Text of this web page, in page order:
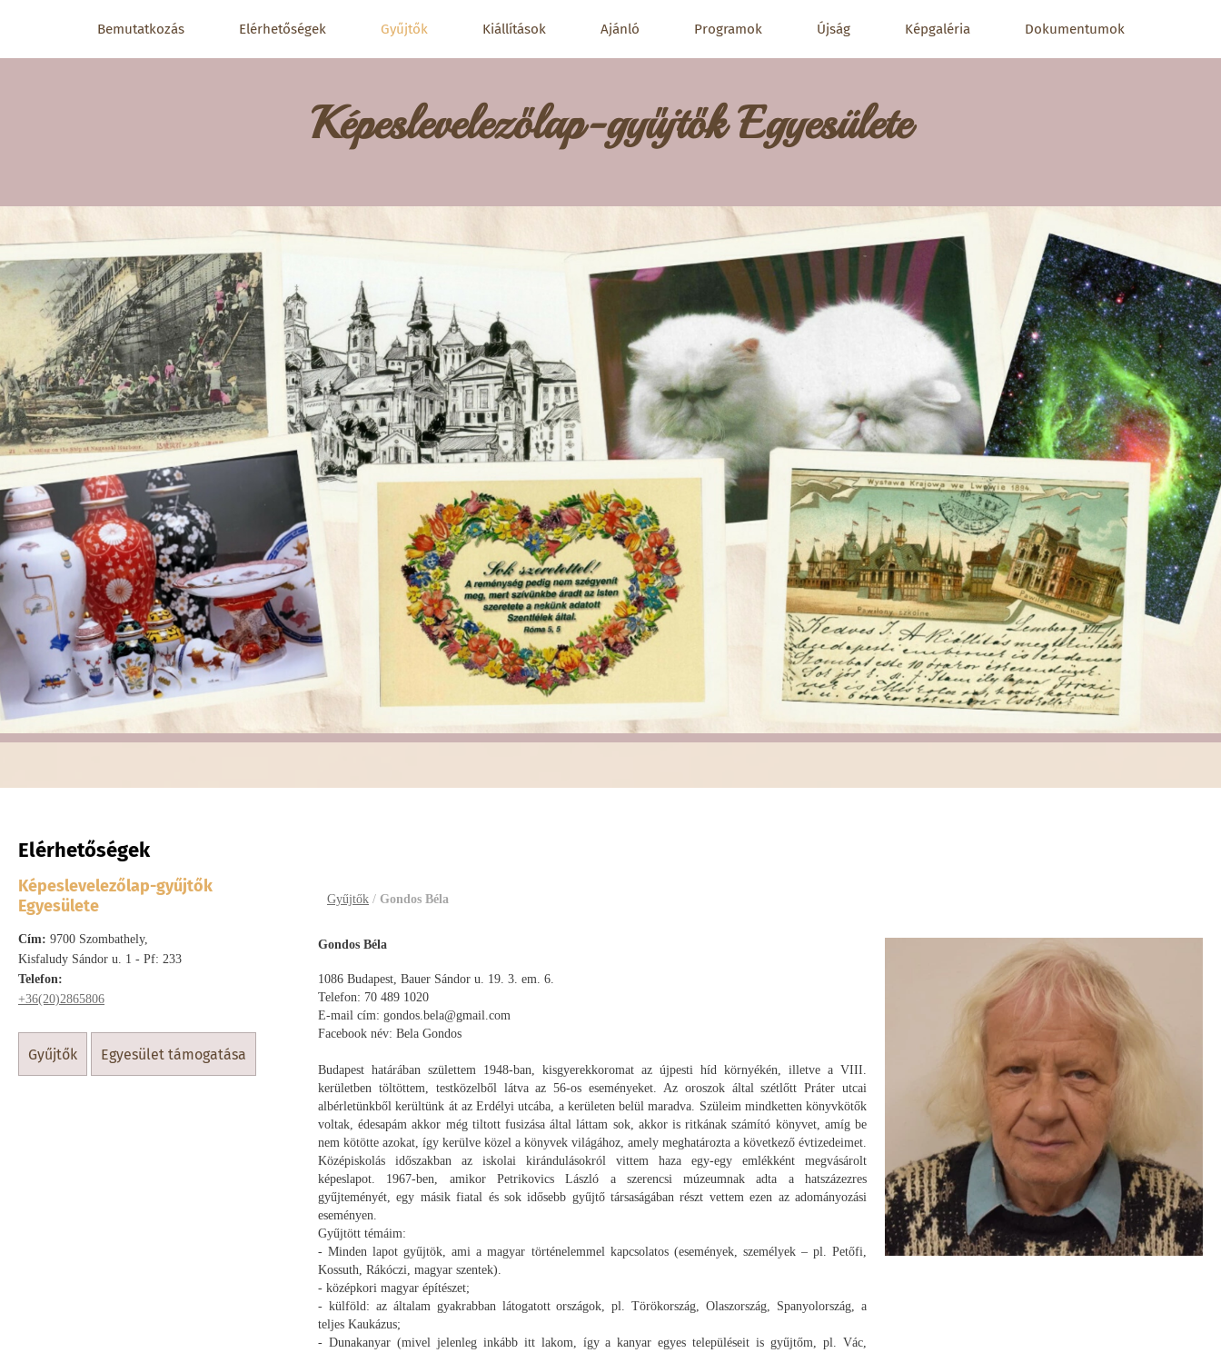
Bemutatkozás Elérhetőségek Gyűjtők Kiállítások Ajánló Programok Újság Képgaléria Dokumentumok
Képeslevelezőlap-gyűjtők Egyesülete
Elérhetőségek
Képeslevelezőlap-gyűjtők
Egyesülete
Cím: 9700 Szombathely,
Kisfaludy Sándor u. 1 - Pf: 233
Telefon:
+36(20)2865806
gyűjtők egyesület támogatása
Gyűjtők / Gondos Béla
Gondos Béla
1086 Budapest, Bauer Sándor u. 19. 3. em. 6.
Telefon: 70 489 1020
E-mail cím: gondos.bela@gmail.com
Facebook név: Bela Gondos
Budapest határában születtem 1948-ban, kisgyerekkoromat az újpesti híd környékén, illetve a VIII.
kerületben töltöttem, testközelből látva az 56-os eseményeket. Az oroszok által szétlőtt Práter utcai
albérletünkből kerültünk át az Erdélyi utcába, a kerületen belül maradva. Szüleim mindketten könyvkötők
voltak, édesapám akkor még tiltott fusizása által láttam sok, akkor is ritkának számító könyvet, amíg be
nem kötötte azokat, így kerülve közel a könyvek világához, amely meghatározta a következő évtizedeimet.
Középiskolás időszakban az iskolai kirándulásokról vittem haza egy-egy emlékként megvásárolt
képeslapot. 1967-ben, amikor Petrikovics László a szerencsi múzeumnak adta a hatszázezres
gyűjteményét, egy másik fiatal és sok idősebb gyűjtő társaságában részt vettem ezen az adományozási
eseményen.
Gyűjtött témáim:
- Minden lapot gyűjtök, ami a magyar történelemmel kapcsolatos (események, személyek – pl. Petőfi,
Kossuth, Rákóczi, magyar szentek).
- középkori magyar építészet;
- külföld: az általam gyakrabban látogatott országok, pl. Törökország, Olaszország, Spanyolország, a
teljes Kaukázus;
- Dunakanyar (mivel jelenleg inkább itt lakom, így a kanyar egyes településeit is gyűjtőm, pl. Vác,